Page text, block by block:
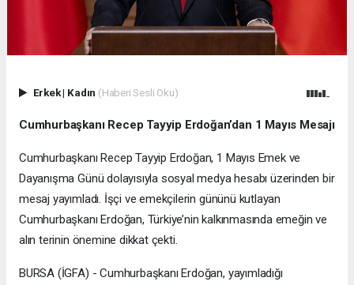
Erkek| Kadın (Haberi Sesli Oku)
Cumhurbaşkanı Recep Tayyip Erdoğan’dan 1 Mayıs Mesajı
Cumhurbaşkanı Recep Tayyip Erdoğan, 1 Mayıs Emek ve
Dayanışma Günü dolayısıyla sosyal medya hesabı üzerinden bir
mesaj yayımladı. İşçi ve emekçilerin gününü kutlayan
Cumhurbaşkanı Erdoğan, Türkiye’nin kalkınmasında emeğin ve
alın terinin önemine dikkat çekti.
BURSA (İGFA) - Cumhurbaşkanı Erdoğan, yayımladığı